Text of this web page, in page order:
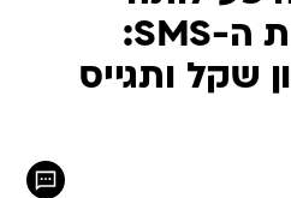
בתחום פתרונות ה-SMS:
מיליון שקל ותגייס